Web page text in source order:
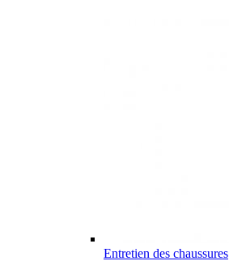
Entretien des chaussures